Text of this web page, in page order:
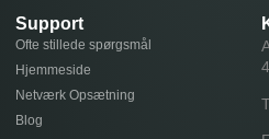
Support
Ofte stillede spørgsmål
Hjemmeside
Netværk Opsætning
Blog